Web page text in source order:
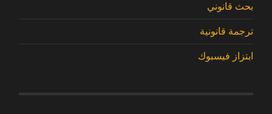
بحث قانوني
ترجمة قانونية
ابتزاز فيسبوك